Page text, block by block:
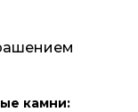
камни: